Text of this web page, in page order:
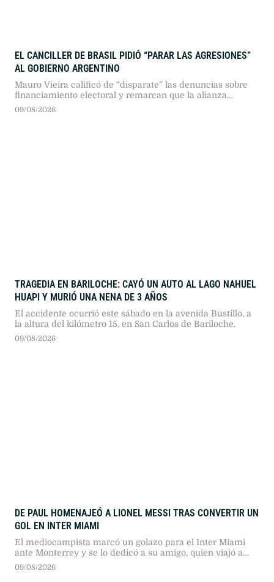
EL CANCILLER DE BRASIL PIDIÓ “PARAR LAS AGRESIONES”
AL GOBIERNO ARGENTINO
Mauro Vieira calificó de “disparate” las denuncias sobre
financiamiento electoral y remarcan que la alianza
estratégica entre ambas naciones debe estar por encima
de los gobiernos de turno.
09/08/2026
TRAGEDIA EN BARILOCHE: CAYÓ UN AUTO AL LAGO NAHUEL
HUAPI Y MURIÓ UNA NENA DE 3 AÑOS
El accidente ocurrió este sábado en la avenida Bustillo, a
la altura del kilómetro 15, en San Carlos de Bariloche.
09/08/2026
DE PAUL HOMENAJEÓ A LIONEL MESSI TRAS CONVERTIR UN
GOL EN INTER MIAMI
El mediocampista marcó un golazo para el Inter Miami
ante Monterrey y se lo dedicó a su amigo, quien viajó a
Rosario para despedir a su padre, Jorge.
09/08/2026